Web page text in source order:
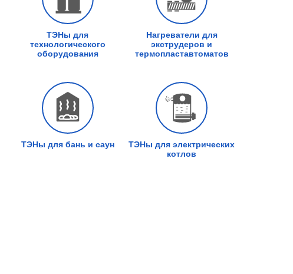
ТЭНы для
технологического
оборудования
Нагреватели для
экструдеров и
термопластавтоматов
ТЭНы для бань и саун
ТЭНы для электрических
котлов